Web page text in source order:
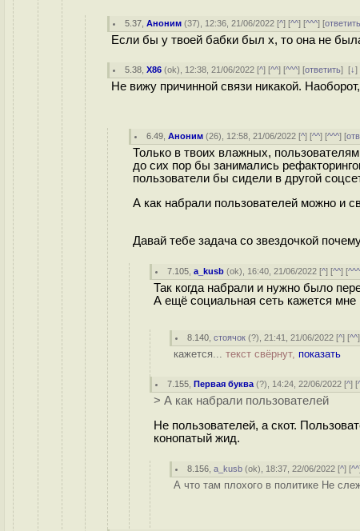
5.37 ,Аноним (37), 12:36, 21/06/2022 [^] [^^] [^^^] [
Если бы у твоей бабки был х, то она не
5.38 ,X86 (ok), 12:38, 21/06/2022 [^] [^^] [^^^] [ответить][↓
Не вижу причинной связи никакой.
6.49 ,Аноним (26), 12:58, 21/06/2022 [^] [^^] [^^^] [
Только в твоих влажных,
до сих пор бы занимались
пользователи бы сидели в другой
А как набрали пользователей можно и
Давай тебе задача со звездочкой
7.105 ,a_kusb (ok), 16:40, 21/06/2022 [^] [^^] [^^^
Так когда набрали и нужно было
А ещё социальная сеть кажется мне
8.140 ,стоячок (?), 21:41, 21/06/2022 [^] [^^
кажется... текст свёрнут, показать
7.155 ,Первая буква (?), 14:24, 22/06/2022 [^] [
> А как набрали пользователей
Не пользователей, а скот.
конопатый жид.
8.156 ,a_kusb (ok), 18:37, 22/06/2022 [^] [^^
А что там плохого в политике Не